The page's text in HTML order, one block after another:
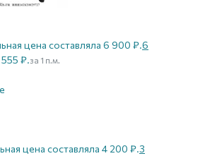
цена составляла 6 900 ₽.6
₽.за 1 п.м.
цена составляла 4 200 ₽.3